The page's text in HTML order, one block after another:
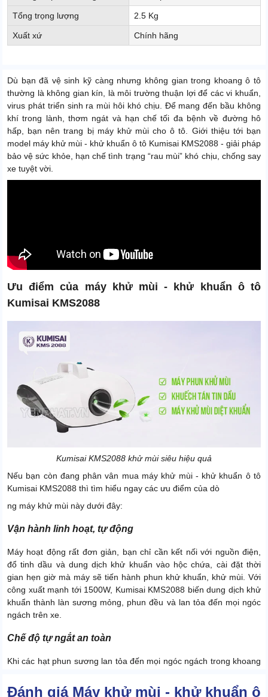
Tổng trọng lượng 2.5 Kg
Xuất xứ Chính hãng
Dù bạn đã vệ sinh kỹ càng nhưng không gian trong khoang ô tô
thường là không gian kín, là môi trường thuận lợi để các vi khuẩn,
virus phát triển sinh ra mùi hôi khó chịu. Để mang đến bầu không
khí trong lành, thơm ngát và hạn chế tối đa bệnh về đường hô
hấp, bạn nên trang bị máy khử mùi cho ô tô. Giới thiệu tới bạn
model máy khử mùi - khử khuẩn ô tô Kumisai KMS2088 - giải pháp
bảo vệ sức khỏe, hạn chế tình trạng “rau mùi” khó chịu, chống say
xe tuyệt vời.
Ưu điểm của máy khử mùi - khử khuẩn ô tô
Kumisai KMS2088
Kumisai KMS2088 khử mùi siêu hiệu quả
Nếu bạn còn đang phân vân mua máy khử mùi - khử khuẩn ô tô
Kumisai KMS2088 thì tìm hiểu ngay các ưu điểm của dò
ng máy khử mùi này dưới đây:
Vận hành linh hoạt, tự động
Máy hoạt động rất đơn giản, bạn chỉ cần kết nối với nguồn điện,
đổ tinh dầu và dung dịch khử khuẩn vào hộc chứa, cài đặt thời
gian hẹn giờ mà máy sẽ tiến hành phun khử khuẩn, khử mùi. Với
công xuất mạnh tới 1500W, Kumisai KMS2088 biến dung dịch khử
khuẩn thành làn sương mỏng, phun đều và lan tỏa đến mọi ngóc
ngách trên xe.
Chế độ tự ngắt an toàn
Khi các hạt phun sương lan tỏa đến mọi ngóc ngách trong khoang
ngắt để không làm độ ẩm khoang xe quá cao khiến người dùng
Đánh giá Máy khử mùi - khử khuẩn ô